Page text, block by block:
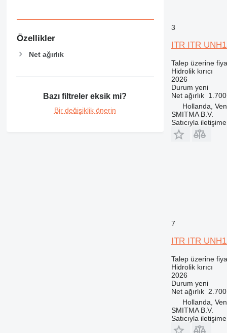
Özellikler
Net ağırlık
Bazı filtreler eksik mi?
Bir değişiklik önerin
3
ITR ITR
Talep üzerine
Hidrolik kırıcı
2026
Durum yeni
Net ağırlık
Hollanda,
SMITMA B.V.
Satıcıyla
7
ITR ITR
Talep üzerine
Hidrolik kırıcı
2026
Durum yeni
Net ağırlık
Hollanda,
SMITMA B.V.
Satıcıyla